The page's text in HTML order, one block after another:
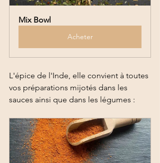
Mix Bowl
Acheter
L'épice de l'Inde, elle convient à toutes
vos préparations mijotés dans les
sauces ainsi que dans les légumes :